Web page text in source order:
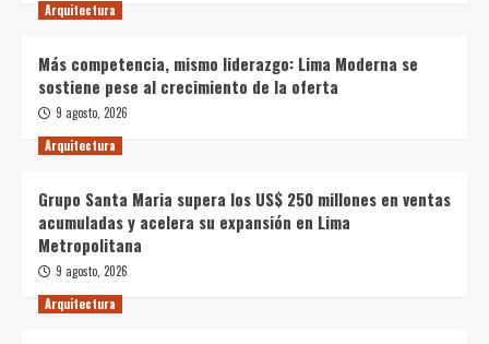
Arquitectura
Más competencia, mismo liderazgo: Lima Moderna se
sostiene pese al crecimiento de la oferta
9 agosto, 2026
Arquitectura
Grupo Santa Maria supera los US$ 250 millones en ventas
acumuladas y acelera su expansión en Lima
Metropolitana
9 agosto, 2026
Arquitectura